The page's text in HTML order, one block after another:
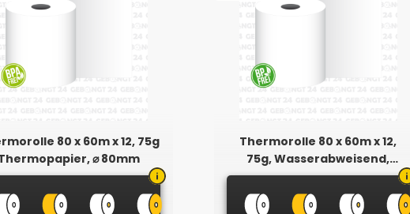
80 x 60m x 12, 75g
⌀ 80mm
Thermorolle 80 x 60m x 12,
75g, Wasserabweisend,
Phenolfrei